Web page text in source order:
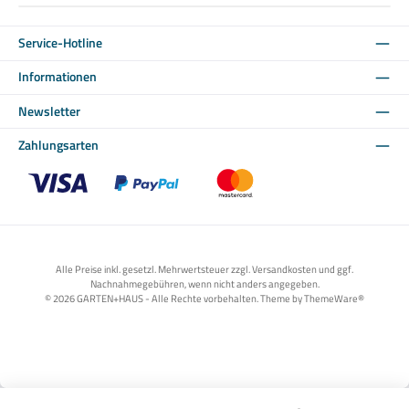
Service-Hotline
Informationen
Newsletter
Zahlungsarten
Alle Preise inkl. gesetzl. Mehrwertsteuer zzgl. Versandkosten und ggf.
Nachnahmegebühren, wenn nicht anders angegeben.
© 2026 GARTEN+HAUS - Alle Rechte vorbehalten. Theme byThemeWare®